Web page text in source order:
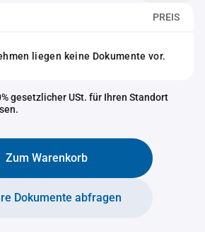
PREIS
liegen keine Dokumente vor.
gesetzlicher USt. für Ihren Standort
Zum Warenkorb
Dokumente abfragen